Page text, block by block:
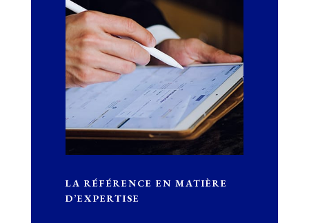
LA RÉFÉRENCE EN MATIÈRE
D’EXPERTISE